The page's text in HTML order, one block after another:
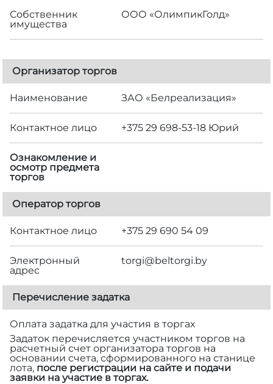
Собственник
имущества
ООО «ОлимпикГолд»
Организатор торгов
Наименование ЗАО «Белреализация»
Контактное лицо +375 29 698-53-18 Юрий
Ознакомление и
осмотр предмета
торгов
Оператор торгов
Контактное лицо +375 29 690 54 09
Электронный
адрес
torgi@beltorgi.by
Перечисление задатка
Оплата задатка для участия в торгах
Задаток перечисляется участником торгов на
расчетный счет организатора торгов на
основании счета, сформированного на станице
лота, после регистрации на сайте и подачи
заявки на участие в торгах.